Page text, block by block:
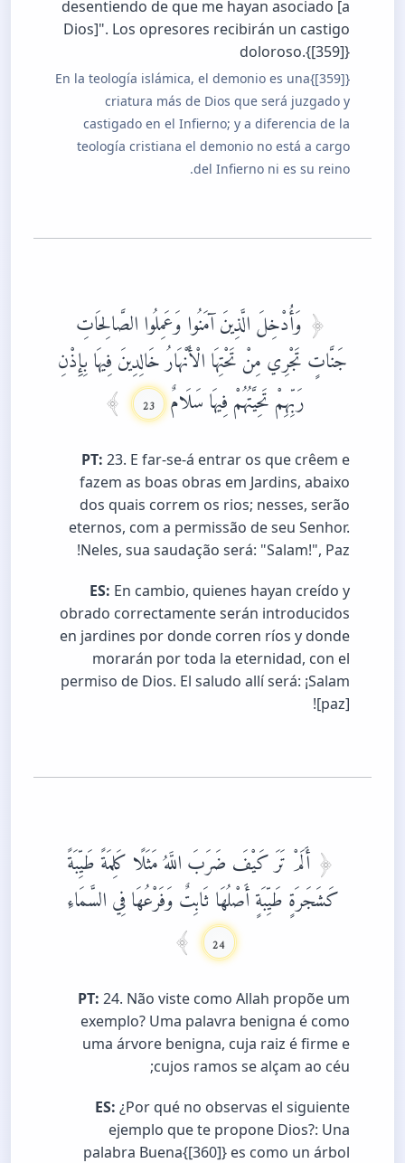
desentiendo de que me hayan asociado [a
Dios]". Los opresores recibirán un castigo
doloroso.{[359]}
{[359]}En la teología islámica, el demonio es una
criatura más de Dios que será juzgado y
castigado en el Infierno; y a diferencia de la
teología cristiana el demonio no está a cargo
del Infierno ni es su reino.
وَأُدْخِلَ الَّذِينَ آمَنُوا وَعَمِلُوا الصَّالِحَاتِ
جَنَّاتٍ تَجْرِي مِنْ تَحْتِهَا الْأَنْهَارُ خَالِدِينَ فِيهَا بِإِذْنِ
رَبِّهِمْ تَحِيَّتُهُمْ فِيهَا سَلَامٌ 23
PT: 23. E far-se-á entrar os que crêem e
fazem as boas obras em Jardins, abaixo
dos quais correm os rios; nesses, serão
eternos, com a permissão de seu Senhor.
Neles, sua saudação será: "Salam!", Paz!
ES: En cambio, quienes hayan creído y
obrado correctamente serán introducidos
en jardines por donde corren ríos y donde
morarán por toda la eternidad, con el
permiso de Dios. El saludo allí será: ¡Salam
[paz]!
أَلَمْ تَرَ كَيْفَ ضَرَبَ اللَّهُ مَثَلًا كَلِمَةً طَيِّبَةً
كَشَجَرَةٍ طَيِّبَةٍ أَصْلُهَا ثَابِتٌ وَفَرْعُهَا فِي السَّمَاءِ
24
PT: 24. Não viste como Allah propõe um
exemplo? Uma palavra benigna é como
uma árvore benigna, cuja raiz é firme e
cujos ramos se alçam ao céu;
ES: ¿Por qué no observas el siguiente
ejemplo que te propone Dios?: Una
palabra Buena{[360]} es como un árbol